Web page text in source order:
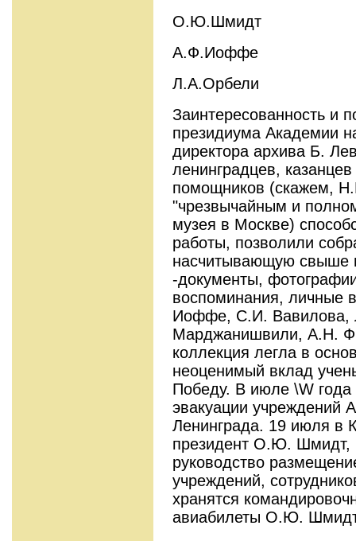
О.Ю.Шмидт
А.Ф.Иоффе
Л.А.Орбели
Заинтересованность и
президиума Академии
директора архива Б.
ленинградцев,
помощников (скажем,
"чрезвычайным и
музея в Москве)
работы, позволили
насчитывающую свыше
-документы,
воспоминания, личные
Иоффе, С.И. Вавилова,
Марджанишвили, А.Н.
коллекция легла в
неоценимый вклад
Победу. В июле \W
эвакуации
Ленинграда. 19 июля в
президент О.Ю. Шмидт,
руководство
учреждений,
хранятся
авиабилеты О.Ю.